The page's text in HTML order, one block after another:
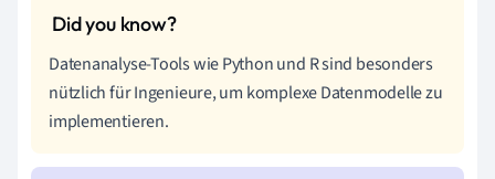
Datenanalyse-Tools wie Python und R sind besonders
nützlich für Ingenieure, um komplexe Datenmodelle zu
implementieren.